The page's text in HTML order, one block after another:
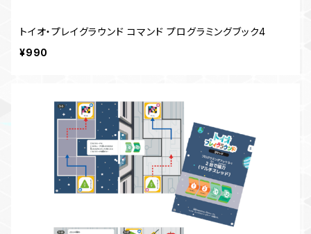
トイオ・プレイグラウンド コマンド プログラミングブック4
¥990